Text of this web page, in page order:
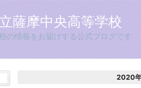
薩摩中央高等学校
の情報をお届けする公式ブログです
2020